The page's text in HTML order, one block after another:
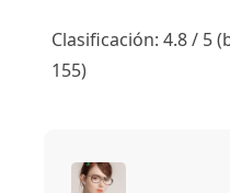
Clasificación: 4.8 / 5
155)